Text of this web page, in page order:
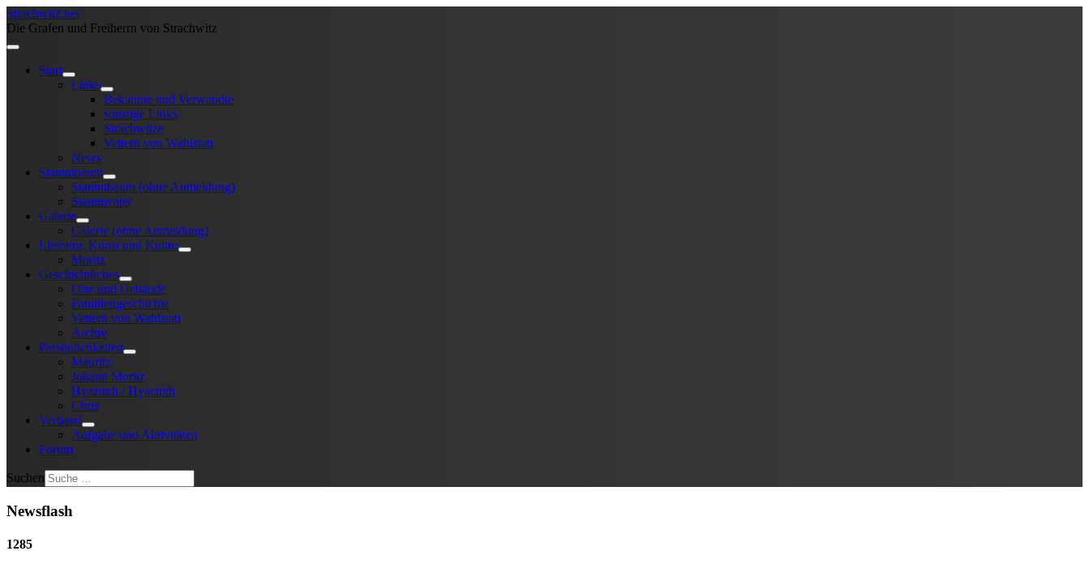
Strachwitz.net
Die Grafen und Freiherrn von Strachwitz
Start
Links
Bekannte und Verwandte
sonstige Links
Strachwitze
Vettern von Wahlstatt
News
Stammbaum
Stammbaum (ohne Anmeldung)
Stammvater
Galerie
Galerie (ohne Anmeldung)
Literatur, Kunst und Kultur
Moritz
Geschichtliches
Orte und Gebäude
Familiengeschichte
Vettern von Wahlstatt
Archiv
Persönlichkeiten
Mauritz
Johann Moritz
Hyazinth / Hyacinth
Chris
Verband
Aufgabe und Aktivitäten
Forum
Suchen
Newsflash
1285